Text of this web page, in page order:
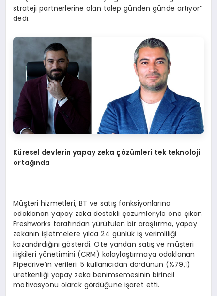
strateji partnerlerine olan talep günden günde artıyor”
dedi.
Küresel devlerin yapay zeka çözümleri tek teknoloji
ortağında
Müşteri hizmetleri, BT ve satış fonksiyonlarına
odaklanan yapay zeka destekli çözümleriyle öne çıkan
Freshworks tarafından yürütülen bir araştırma, yapay
zekanın işletmelere yılda 24 günlük iş verimliliği
kazandırdığını gösterdi. Öte yandan satış ve müşteri
ilişkileri yönetimini (CRM) kolaylaştırmaya odaklanan
Pipedrive’ın verileri, 5 kullanıcıdan dördünün (%79,1)
üretkenliği yapay zeka benimsemesinin birincil
motivasyonu olarak gördüğüne işaret etti.